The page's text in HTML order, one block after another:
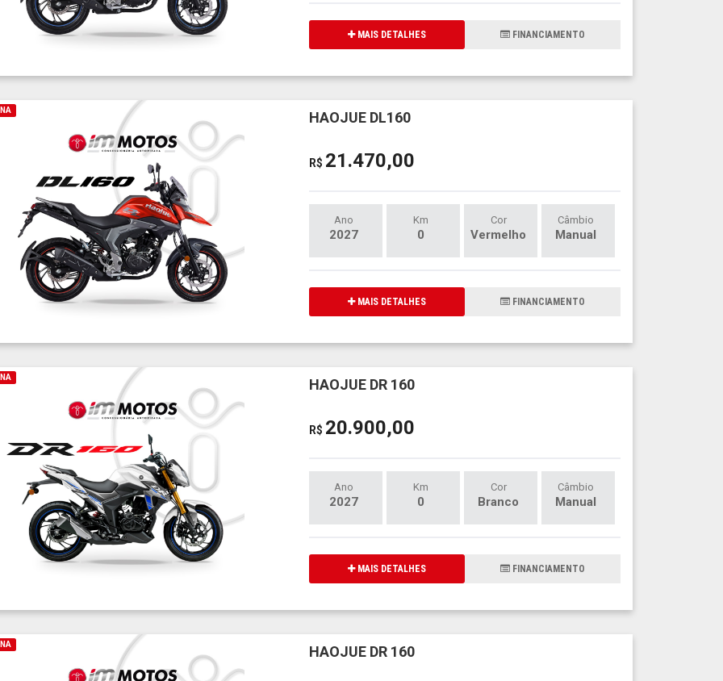
MAIS DETALHES FINANCIAMENTO
HAOJUE DL160
R$ 21.470,00
Ano
2027
Km
0
Cor
Vermelho
Câmbio
Manual
MAIS DETALHES FINANCIAMENTO
HAOJUE DR 160
R$ 20.900,00
Ano
2027
Km
0
Cor
Branco
Câmbio
Manual
MAIS DETALHES FINANCIAMENTO
HAOJUE DR 160